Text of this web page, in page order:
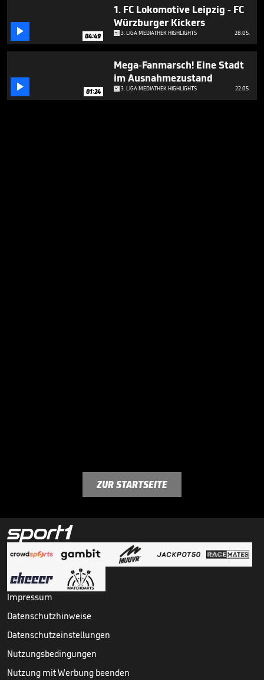
 04:49
1. FC Lokomotive Leipzig - FC
Würzburger Kickers
3. LIGA MEDIATHEK HIGHLIGHTS 28.05.
 01:24
Mega-Fanmarsch! Eine Stadt
im Ausnahmezustand
3. LIGA MEDIATHEK HIGHLIGHTS 22.05.
ZUR STARTSEITE
Impressum
Datenschutzhinweise
Datenschutzeinstellungen
Nutzungsbedingungen
Nutzung mit Werbung beenden